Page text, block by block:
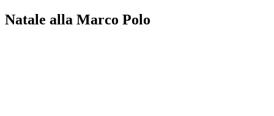
Natale alla Marco Polo